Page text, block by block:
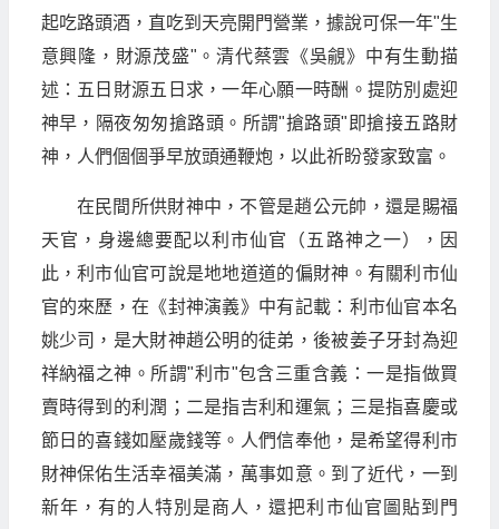
起吃路頭酒，直吃到天亮開門營業，據說可保一年"生
意興隆，財源茂盛"。清代蔡雲《吳覦》中有生動描
述：五日財源五日求，一年心願一時酬。提防別處迎
神早，隔夜匆匆搶路頭。所謂"搶路頭"即搶接五路財
神，人們個個爭早放頭通鞭炮，以此祈盼發家致富。
在民間所供財神中，不管是趙公元帥，還是賜福
天官，身邊總要配以利市仙官（五路神之一），因
此，利市仙官可說是地地道道的偏財神。有關利市仙
官的來歷，在《封神演義》中有記載：利市仙官本名
姚少司，是大財神趙公明的徒弟，後被姜子牙封為迎
祥納福之神。所謂"利市"包含三重含義：一是指做買
賣時得到的利潤；二是指吉利和運氣；三是指喜慶或
節日的喜錢如壓歲錢等。人們信奉他，是希望得利市
財神保佑生活幸福美滿，萬事如意。到了近代，一到
新年，有的人特別是商人，還把利市仙官圖貼到門